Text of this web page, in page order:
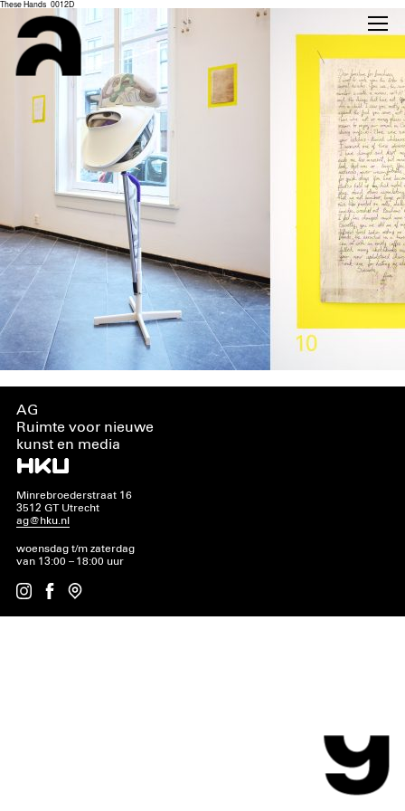
These Hands_0012D
AG
Ruimte voor nieuwe
kunst en media
Minrebroederstraat 16
3512 GT Utrecht
ag@hku.nl
woensdag t/m zaterdag
van 13:00 – 18:00 uur